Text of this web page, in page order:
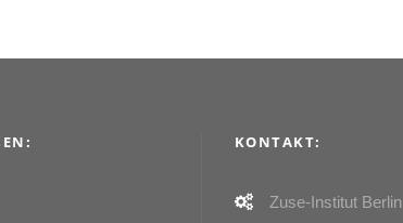
KONTAKT:
Zuse-Institut Berlin